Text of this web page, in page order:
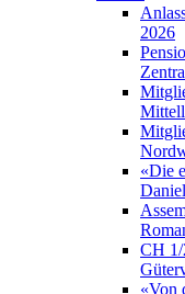
2026
«Die
CH 1/
«Von